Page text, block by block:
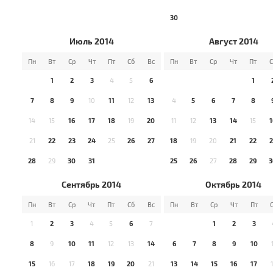
30
Июль 2014
Пн Вт Ср Чт Пт Сб Вс
1 2 3 4 5 6
7 8 9 10 11 12 13
14 15 16 17 18 19 20
21 22 23 24 25 26 27
28 29 30 31
Август 2014
Пн Вт Ср Чт Пт
1
4 5 6 7 8
11 12 13 14 15
18 19 20 21 22
25 26 27 28 29
Сентябрь 2014
Пн Вт Ср Чт Пт Сб Вс
1 2 3 4 5 6 7
8 9 10 11 12 13 14
15 16 17 18 19 20 21
Октябрь 2014
Пн Вт Ср Чт Пт
1 2 3
6 7 8 9 10
13 14 15 16 17